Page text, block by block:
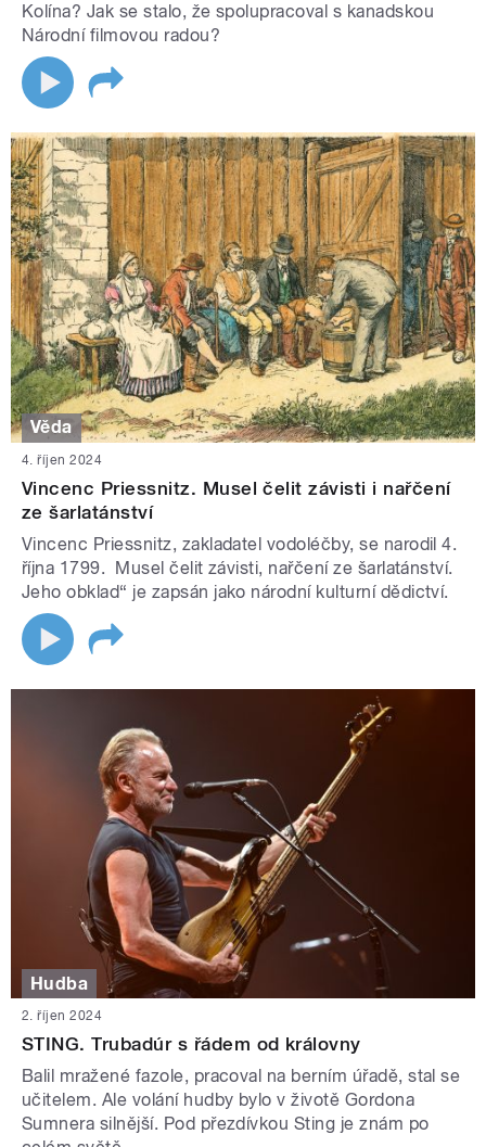
Kolína? Jak se stalo, že spolupracoval s kanadskou
Národní filmovou radou?
Věda
4. říjen 2024
Vincenc Priessnitz. Musel čelit závisti i nařčení
ze šarlatánství
Vincenc Priessnitz, zakladatel vodoléčby, se narodil 4.
října 1799. Musel čelit závisti, nařčení ze šarlatánství.
Jeho obklad“ je zapsán jako národní kulturní dědictví.
Hudba
2. říjen 2024
STING. Trubadúr s řádem od královny
Balil mražené fazole, pracoval na berním úřadě, stal se
učitelem. Ale volání hudby bylo v životě Gordona
Sumnera silnější. Pod přezdívkou Sting je znám po